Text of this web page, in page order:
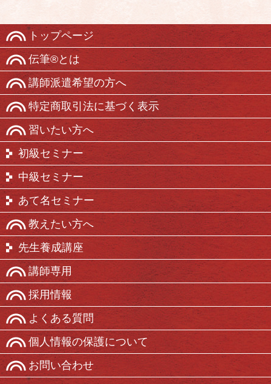
トップページ
伝筆®とは
講師派遣希望の方へ
特定商取引法に基づく表示
習いたい方へ
初級セミナー
中級セミナー
あて名セミナー
教えたい方へ
先生養成講座
講師専用
採用情報
よくある質問
個人情報の保護について
お問い合わせ